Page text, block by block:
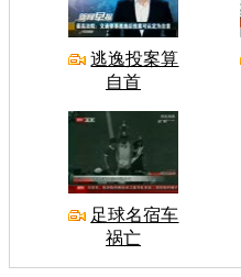
逃逸投案算
自首
足球名宿车
祸亡